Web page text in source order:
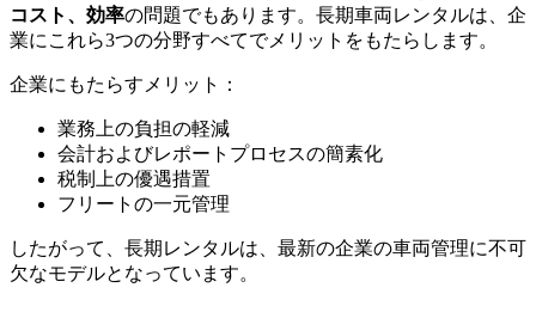
コスト、効率の問題でもあります。長期車両レンタルは、企
業にこれら3つの分野すべてでメリットをもたらします。
企業にもたらすメリット：
業務上の負担の軽減
会計およびレポートプロセスの簡素化
税制上の優遇措置
フリートの一元管理
したがって、長期レンタルは、最新の企業の車両管理に不可
欠なモデルとなっています。